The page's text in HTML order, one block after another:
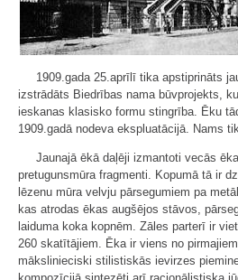
1909.gada 25.aprīlī tika apstiprināts
izstrādāts Biedrības nama būvprojekts,
ieskanas klasisko formu stingrība. Ēku
1909.gadā nodeva ekspluatācijā. Nams
Jaunajā ēkā daļēji izmantoti vecās
pretugunsmūra fragmenti. Kopumā tā ir
lēzenu mūra velvju pārsegumiem pa
kas atrodas ēkas augšējos stāvos,
laiduma koka kopnēm. Zāles parterī ir
260 skatītājiem. Ēka ir viens no
mākslinieciski stilistiskās ievirzes